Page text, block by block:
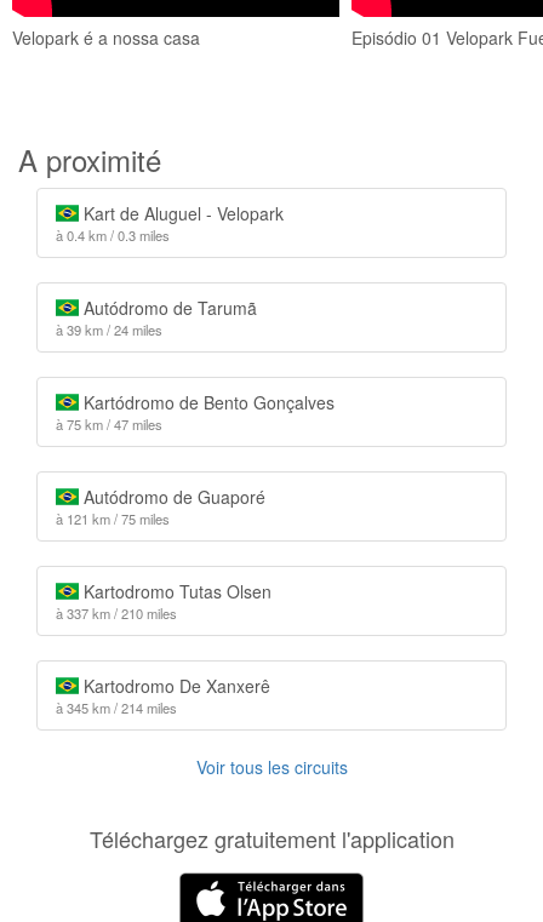
Velopark é a nossa casa Episódio 01 Velopark
A proximité
Kart de Aluguel - Velopark
à 0.4 km / 0.3 miles
Autódromo de Tarumã
à 39 km / 24 miles
Kartódromo de Bento Gonçalves
à 75 km / 47 miles
Autódromo de Guaporé
à 121 km / 75 miles
Kartodromo Tutas Olsen
à 337 km / 210 miles
Kartodromo De Xanxerê
à 345 km / 214 miles
Voir tous les circuits
Téléchargez gratuitement l'application